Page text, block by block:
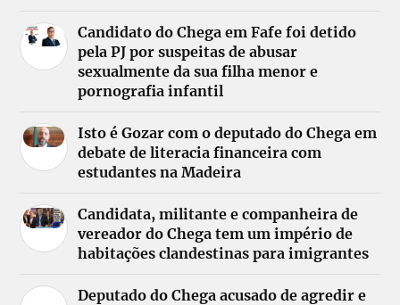
Candidato do Chega em Fafe foi detido
pela PJ por suspeitas de abusar
sexualmente da sua filha menor e
pornografia infantil
Isto é Gozar com o deputado do Chega em
debate de literacia financeira com
estudantes na Madeira
Candidata, militante e companheira de
vereador do Chega tem um império de
habitações clandestinas para imigrantes
Deputado do Chega acusado de agredir e